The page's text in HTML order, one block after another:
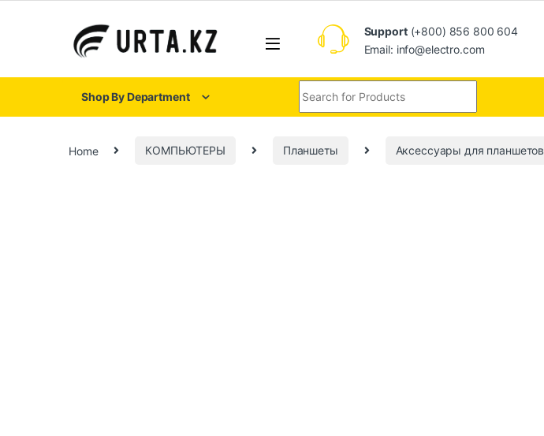
Support(+800) 856 800 604
Email: info@electro.com
Shop By Department
Home КОМПЬЮТЕРЫ Планшеты Аксессуары для планшетов